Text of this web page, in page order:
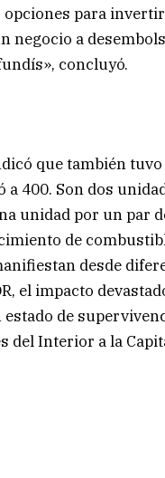
para
negocio a
concluyó.
que también
400. Son dos
unidad por un par
de
desde
el impacto
de
del Interior a la